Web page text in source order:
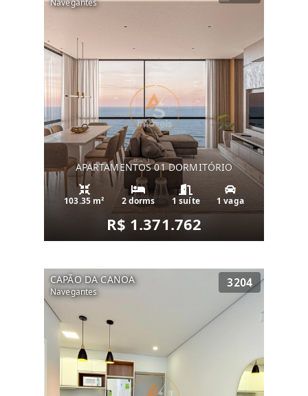
Navegantes
APARTAMENTOS 01 DORMITÓRIO
103.35 m² 2 dorms 1 suíte 1 vaga
R$ 1.371.762
CAPÃO DA CANOA
Navegantes
3204